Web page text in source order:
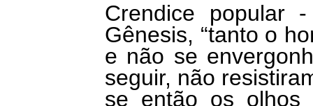
Crendice popular
Gênesis, “tanto o
e não se
seguir, não
se então os olhos